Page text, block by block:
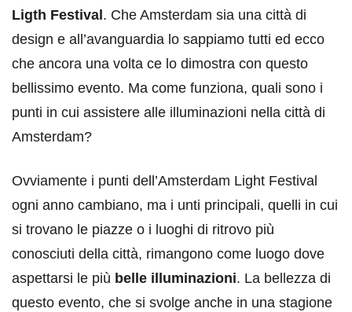
Ligth Festival . Che Amsterdam sia una città di
design e all’avanguardia lo sappiamo tutti ed ecco
che ancora una volta ce lo dimostra con questo
bellissimo evento. Ma come funziona, quali sono i
punti in cui assistere alle illuminazioni nella città di
Amsterdam?
Ovviamente i punti dell’Amsterdam Light Festival
ogni anno cambiano, ma i unti principali, quelli in cui
si trovano le piazze o i luoghi di ritrovo più
conosciuti della città, rimangono come luogo dove
aspettarsi le più belle illuminazioni. La bellezza di
questo evento, che si svolge anche in una stagione